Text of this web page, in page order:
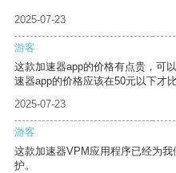
2025-07-23
游客
这款加速器app的价格有点贵，可
速器app的价格应该在50元以下才比
2025-07-23
游客
这款加速器VPM应用程序已经为
护。